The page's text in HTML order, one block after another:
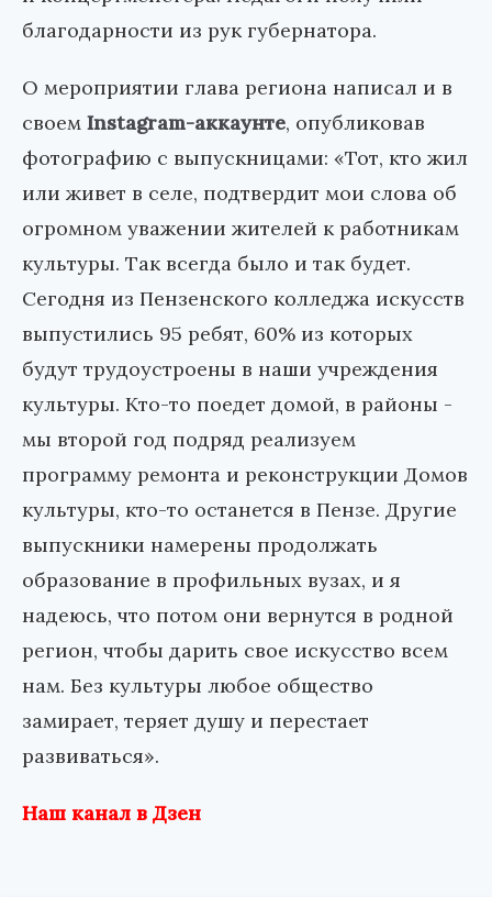
благодарности из рук губернатора.
О мероприятии глава региона написал и в
своем Instagram-аккаунте, опубликовав
фотографию с выпускницами: «Тот, кто жил
или живет в селе, подтвердит мои слова об
огромном уважении жителей к работникам
культуры. Так всегда было и так будет.
Сегодня из Пензенского колледжа искусств
выпустились 95 ребят, 60% из которых
будут трудоустроены в наши учреждения
культуры. Кто-то поедет домой, в районы -
мы второй год подряд реализуем
программу ремонта и реконструкции Домов
культуры, кто-то останется в Пензе. Другие
выпускники намерены продолжать
образование в профильных вузах, и я
надеюсь, что потом они вернутся в родной
регион, чтобы дарить свое искусство всем
нам. Без культуры любое общество
замирает, теряет душу и перестает
развиваться».
Наш канал в Дзен